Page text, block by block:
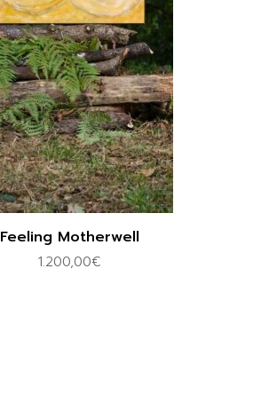
Feeling Motherwell
1.200,00€